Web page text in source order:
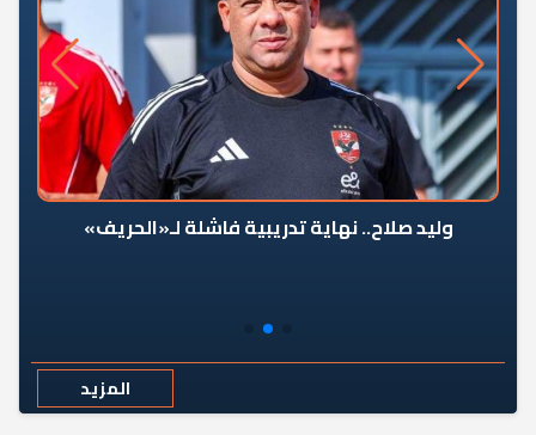
وليد صلاح.. نهاية تدريبية فاشلة لـ«الحريف»
المزيد